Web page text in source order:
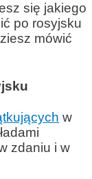
się jakiego
po rosyjsku
mówić
w
zdaniu i w